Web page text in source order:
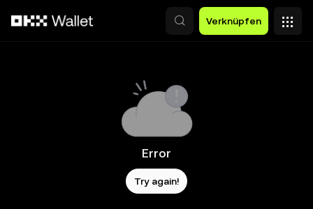
Verknüpfen
Error
Try again!